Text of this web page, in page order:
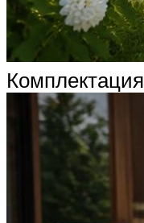
Комплектация